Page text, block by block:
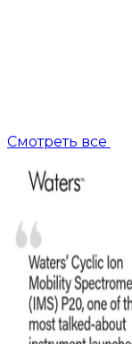
Смотреть все